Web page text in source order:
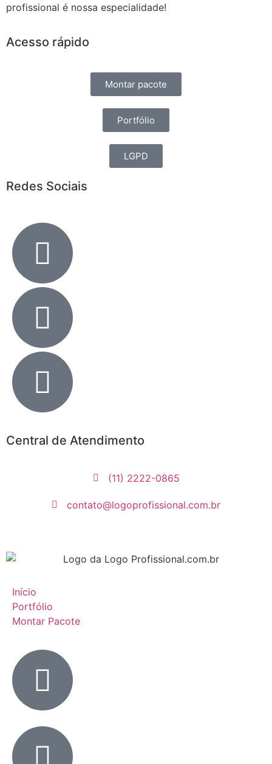
profissional é nossa especialidade!
Acesso rápido
Montar pacote
Portfólio
LGPD
Redes Sociais
Central de Atendimento
(11) 2222-0865
contato@logoprofissional.com.br
Início
Portfólio
Montar Pacote